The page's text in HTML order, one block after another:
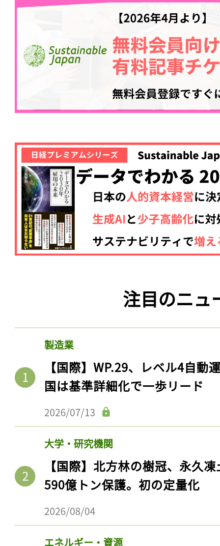
注目のニュ
製造業
【国際】WP.29、レベル4自動
国は基準詳細化で一歩リード
2026/07/13
大学・研究機関
【国際】北方林の樹冠、永久
590億トン保護。初の定量化
2026/08/04
エネルギー・資源